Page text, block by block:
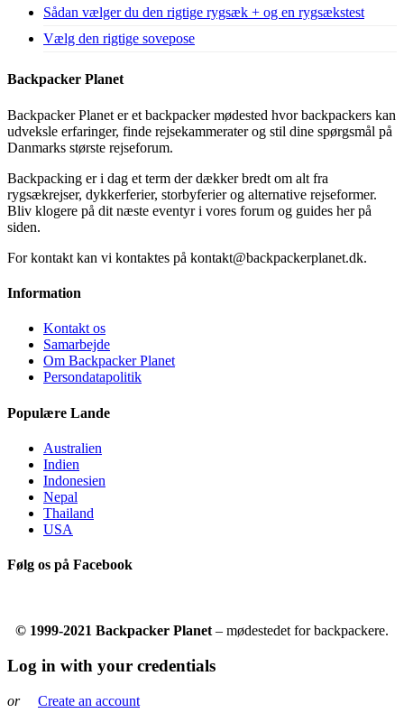
Sådan vælger du den rigtige rygsæk + og en rygsækstest
Vælg den rigtige sovepose
Backpacker Planet
Backpacker Planet er et backpacker mødested hvor backpackers kan
udveksle erfaringer, finde rejsekammerater og stil dine spørgsmål på
Danmarks største rejseforum.
Backpacking er i dag et term der dækker bredt om alt fra
rygsækrejser, dykkerferier, storbyferier og alternative rejseformer.
Bliv klogere på dit næste eventyr i vores forum og guides her på
siden.
For kontakt kan vi kontaktes på kontakt@backpackerplanet.dk.
Information
Kontakt os
Samarbejde
Om Backpacker Planet
Persondatapolitik
Populære Lande
Australien
Indien
Indonesien
Nepal
Thailand
USA
Følg os på Facebook
© 1999-2021 Backpacker Planet – mødestedet for backpackere.
Log in with your credentials
or Create an account